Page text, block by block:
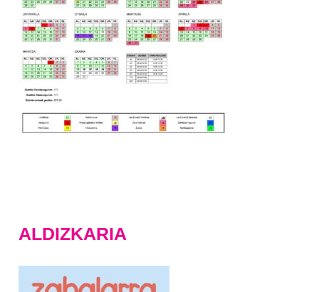
ALDIZKARIA